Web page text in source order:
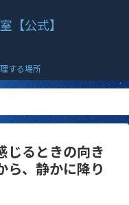
【公式】
する場所
じるときの向き
ら、静かに降り